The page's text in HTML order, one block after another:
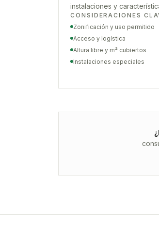
instalaciones y
CONSIDERACIONES
Zonificación y uso permitido
Acceso y logística
Altura libre y m² cubiertos
Instalaciones especiales